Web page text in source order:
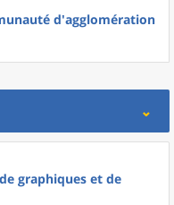
d'agglomération
graphiques et de